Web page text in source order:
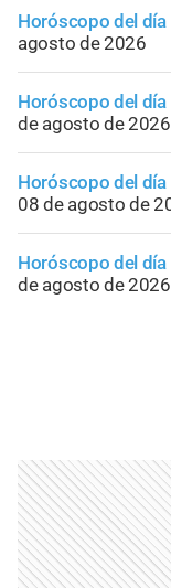
Horóscopo del día
agosto de 2026
Horóscopo del día
de agosto de 2026
Horóscopo del día
08 de agosto de
Horóscopo del día
de agosto de 2026